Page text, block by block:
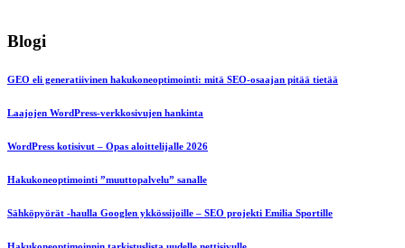
Blogi
GEO eli generatiivinen hakukoneoptimointi: mitä SEO-osaajan pitää tietää
Laajojen WordPress-verkkosivujen hankinta
WordPress kotisivut – Opas aloittelijalle 2026
Hakukoneoptimointi ”muuttopalvelu” sanalle
Sähköpyörät -haulla Googlen ykkössijoille – SEO projekti Emilia Sportille